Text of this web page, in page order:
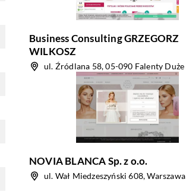
Business Consulting GRZEGORZ
WILKOSZ
ul. Źródlana 58, 05-090 Falenty Duże
NOVIA BLANCA Sp. z o.o.
ul. Wał Miedzeszyński 608, Warszawa